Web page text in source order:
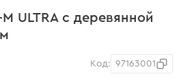
ULTRA с деревянной
Код: 97163001